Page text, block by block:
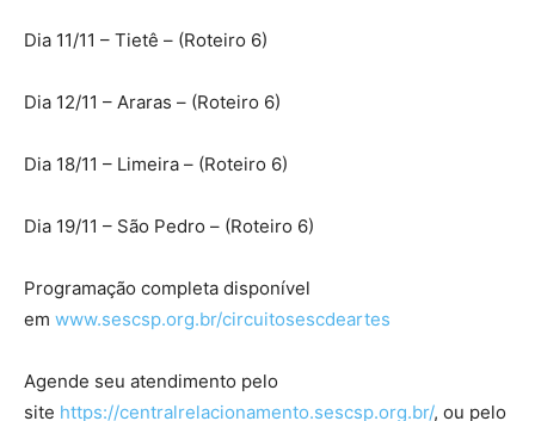
Dia 11/11 – Tietê – (Roteiro 6)
Dia 12/11 – Araras – (Roteiro 6)
Dia 18/11 – Limeira – (Roteiro 6)
Dia 19/11 – São Pedro – (Roteiro 6)
Programação completa disponível
em www.sescsp.org.br/circuitosescdeartes
Agende seu atendimento pelo
site https://centralrelacionamento.sescsp.org.br/, ou pelo